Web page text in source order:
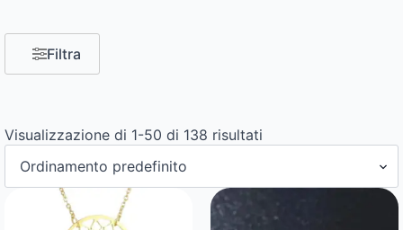
Filtra
Visualizzazione di 1-50 di 138 risultati